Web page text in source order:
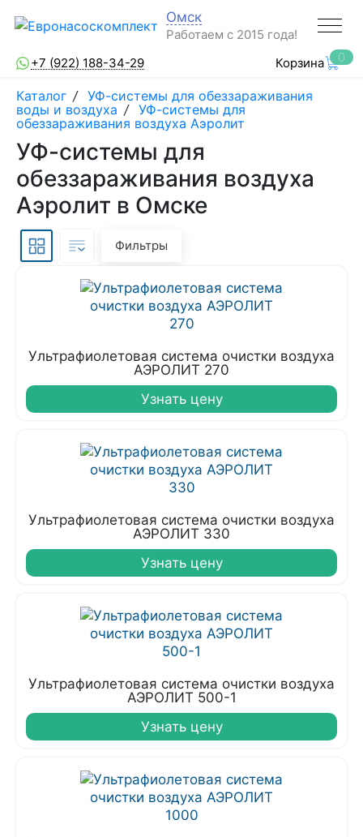
Омск
Работаем с 2015 года!
+7 (922) 188-34-29
Корзина 0
Каталог / УФ-системы для обеззараживания
воды и воздуха / УФ-системы для
обеззараживания воздуха Аэролит
УФ-системы для
обеззараживания воздуха
Аэролит в Омске
Фильтры
Ультрафиолетовая система очистки воздуха
АЭРОЛИТ 270
Узнать цену
Ультрафиолетовая система очистки воздуха
АЭРОЛИТ 330
Узнать цену
Ультрафиолетовая система очистки воздуха
АЭРОЛИТ 500-1
Узнать цену